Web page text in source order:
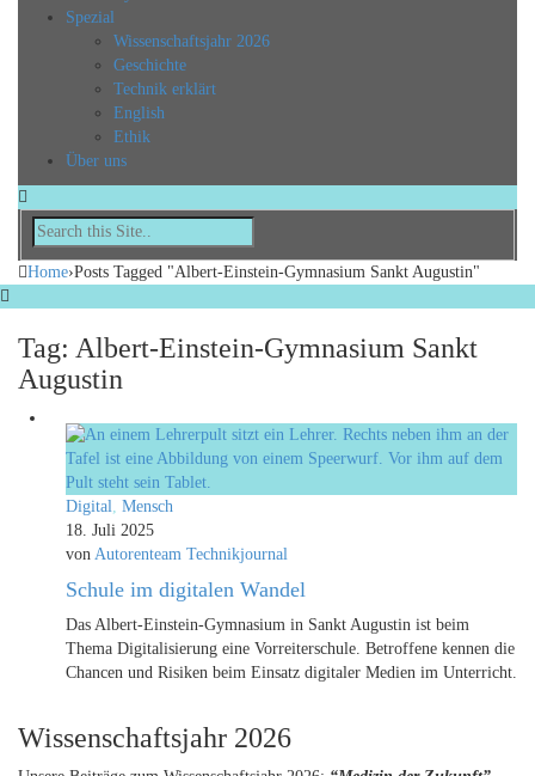
Spezial
Wissenschaftsjahr 2026
Geschichte
Technik erklärt
English
Ethik
Über uns
Home›Posts Tagged "Albert-Einstein-Gymnasium Sankt Augustin"
Tag: Albert-Einstein-Gymnasium Sankt
Augustin
Digital, Mensch
18. Juli 2025
von Autorenteam Technikjournal
Schule im digitalen Wandel
Das Albert-Einstein-Gymnasium in Sankt Augustin ist beim
Thema Digitalisierung eine Vorreiterschule. Betroffene kennen die
Chancen und Risiken beim Einsatz digitaler Medien im Unterricht.
Wissenschaftsjahr 2026